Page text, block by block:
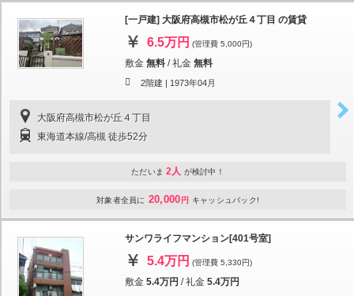
[一戸建] 大阪府高槻市松が丘４丁目 の賃貸
6.5万円 (管理費 5,000円)
敷金 無料 /礼金 無料
2階建 | 1973年04月
大阪府高槻市松が丘４丁目
東海道本線/高槻 徒歩52分
ただいま 2人 が検討中！
対象者全員に 20,000 円 キャッシュバック!
サンワライフマンション[401号室]
5.4万円 (管理費 5,330円)
敷金 5.4万円 /礼金 5.4万円